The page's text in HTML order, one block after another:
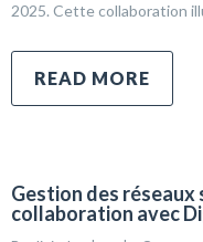
2025. Cette collaboration
READ MORE
Gestion des réseaux
collaboration avec